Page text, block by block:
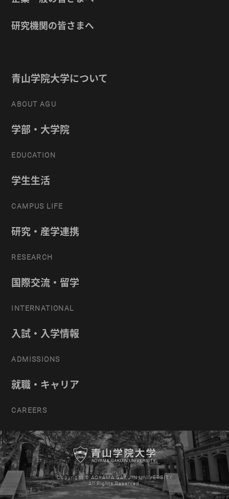
研究機関の皆さまへ
青山学院大学について
ABOUT AGU
学部・大学院
EDUCATION
学生生活
CAMPUS LIFE
研究・産学連携
RESEARCH
国際交流・留学
INTERNATIONAL
入試・入学情報
ADMISSIONS
就職・キャリア
CAREERS
Copyright © AOYAMA GAKUIN UNIVERSITY
All Rights Reserved.